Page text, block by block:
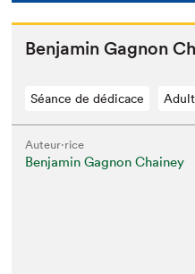
Ben­jamin Gagnon
Séance de dédicace
Auteur·rice
Benjamin Gagnon Chainey